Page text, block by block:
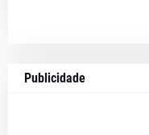
Publicidade